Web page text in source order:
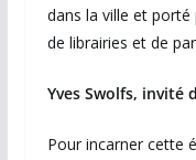
dans la ville et porté
de librairies et de
Yves Swolfs, invité
Pour incarner cette